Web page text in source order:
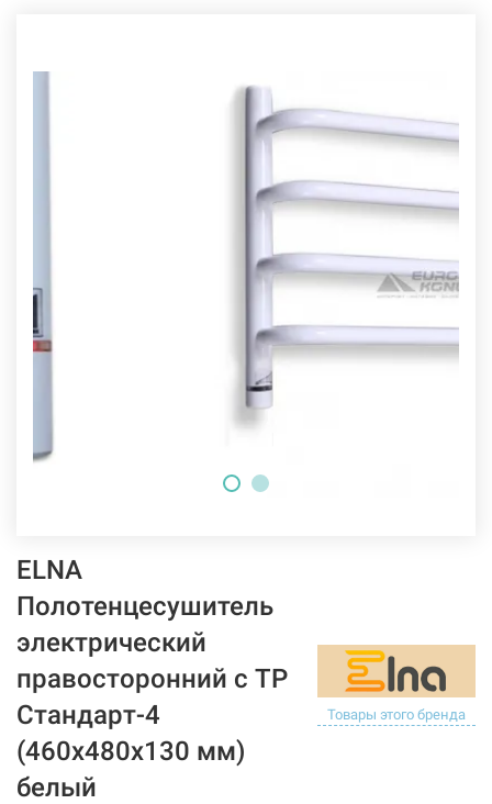
ELNA
Полотенцесушитель
электрический
правосторонний с ТР
Стандарт-4
(460х480х130 мм)
белый
Товары этого бренда